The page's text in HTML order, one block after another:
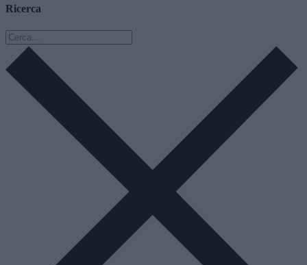
Ricerca